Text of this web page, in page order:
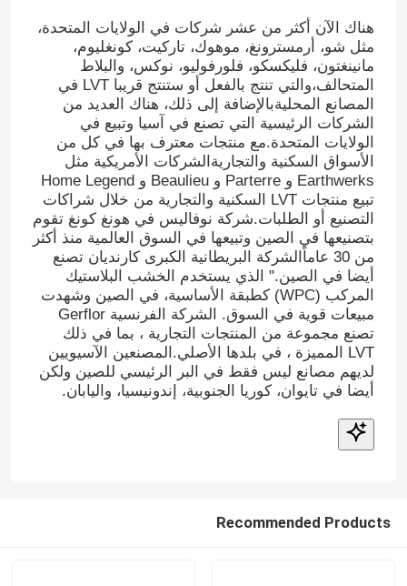
Home
Products
About Us
Quality Control
هناك الآن أكثر من عشر شركات في الولايات المتحدة،
مثل شو، أرمسترونغ، موهوك، تاركيت، كونغليوم،
مانينغتون، فليكسكو، فلورفوليو، نوكس، والبلاط
المتحالف،والتي تنتج بالفعل أو ستنتج قريبا LVT في
المصانع المحليةبالإضافة إلى ذلك، هناك العديد من
الشركات الرئيسية التي تصنع في آسيا وتبيع في
الولايات المتحدة.مع منتجات معترف بها في كل من
الأسواق السكنية والتجاريةالشركات الأمريكية مثل
Earthwerks و Parterre و Beaulieu و Home Legend
تبيع منتجات LVT السكنية والتجارية من خلال شراكات
التصنيع أو الطلبات.شركة نوفاليس في هونغ كونغ تقوم
بتصنيعها في الصين وتبيعها في السوق العالمية منذ أكثر
من 30 عاماًالشركة البريطانية الكبرى كارنديان تصنع
أيضا في الصين." الذي يستخدم الخشب البلاستيك
المركب (WPC) كطبقة الأساسية، في الصين وشهدت
مبيعات قوية في السوق. الشركة الفرنسية Gerflor
تصنع مجموعة من المنتجات التجارية ، بما في ذلك
LVT المميزة ، في بلدها الأصلي.المصنعين الآسيويين
لديهم مصانع ليس فقط في البر الرئيسي للصين ولكن
أيضا في تايوان، كوريا الجنوبية، إندونيسيا، واليابان.
Recommended Products